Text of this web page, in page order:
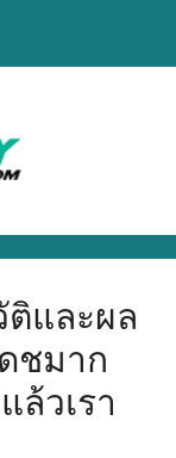
ติและผล
ชมาก
ล้วเรา